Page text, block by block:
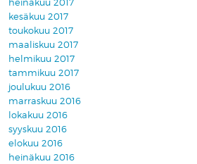
heinäkuu 2017
kesäkuu 2017
toukokuu 2017
maaliskuu 2017
helmikuu 2017
tammikuu 2017
joulukuu 2016
marraskuu 2016
lokakuu 2016
syyskuu 2016
elokuu 2016
heinäkuu 2016